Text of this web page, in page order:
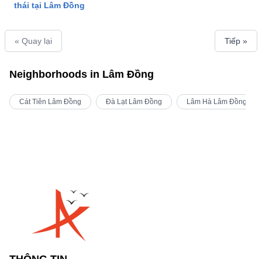
thái tại Lâm Đồng
« Quay lại Tiếp »
Neighborhoods in Lâm Đồng
Cát Tiên Lâm Đồng Đà Lạt Lâm Đồng Lâm Hà Lâm Đồng